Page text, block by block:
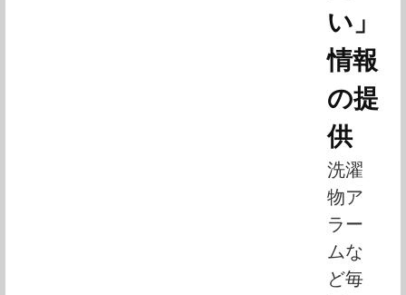
い」
情報
の提
供
洗濯
物ア
ラー
ムな
ど毎